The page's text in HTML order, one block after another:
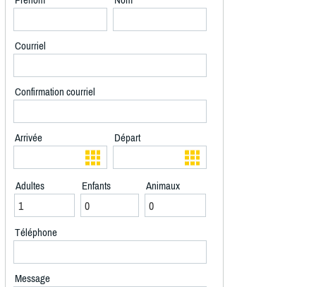
Courriel
Confirmation courriel
Arrivée Départ
Adultes Enfants Animaux
Téléphone
Message